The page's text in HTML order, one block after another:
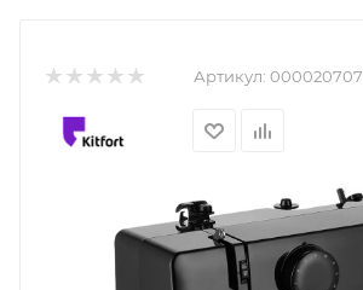
Артикул: 000020707